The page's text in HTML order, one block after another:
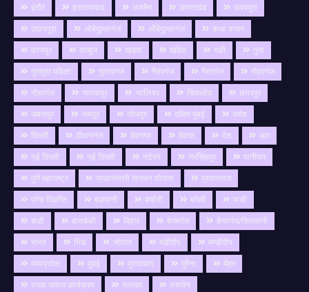
इंदौर
इस्लामाबाद उज्जैन उत्तराखंड
उदयपुरा
उदायपुरा
ओबेदुल्लागंज औबेदुल्लागंज
कथा वाचन
कानपुर
काबुल खंडवा खंडेरा गङी
गुना
गुमशुदा महिला
गुलाबगंज गैतरगंज गैरतगंज
गोहरगंज
गौहरगंज
ग्यारसपुर ग्वालियर चिकलोद
छतरपुर
जबलपुर
जयपुर जोधपुर दक्षिण मुंबई
दमोह
दिल्ली
दीवानगंज देवनगर देवास देश
धार
नई दिल्ली
नई दिल्ली नटेरन नरसिंहपुर
पानीपत
पुणे महाराष्ट्र
प्रधानमंत्री मानधन योजना
प्रयागराज
प्रेस विज्ञप्ति
बङवानी बम्होरी बरेली
बाङी
बाडी
बाराबंकी बिहार बेगमगंज
बेगमगंज/सिलवानी
भारत
भिंड भोपाल मंडीदीप
मण्डीदीप
मध्यप्रदेश
मुंबई मुरादाबाद मुरैना
मैहर
रजक समाज कार्यक्रम
रतलाम
रायसेन